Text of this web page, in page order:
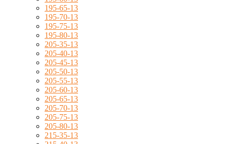
195-65-13
195-70-13
195-75-13
195-80-13
205-35-13
205-40-13
205-45-13
205-50-13
205-55-13
205-60-13
205-65-13
205-70-13
205-75-13
205-80-13
215-35-13